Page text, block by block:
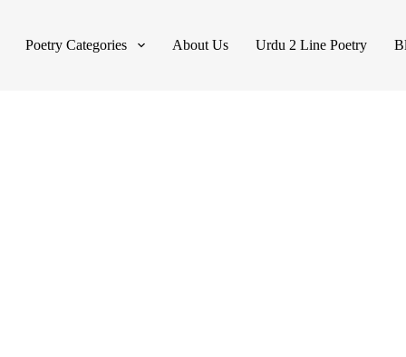
Poetry Categories About Us Urdu 2 Line Poetry